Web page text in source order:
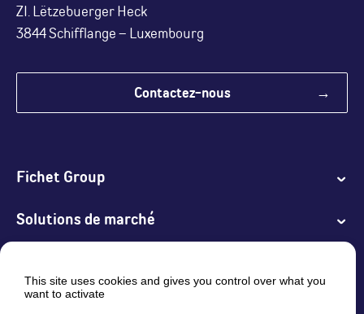
ZI. Lëtzebuerger Heck
3844 Schifflange – Luxembourg
Contactez-nous
Fichet Group
Solutions de marché
Services
This site uses cookies and gives you control over what you
want to activate